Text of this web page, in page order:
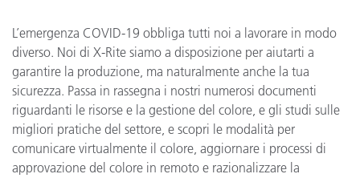
L’emergenza COVID-19 obbliga tutti noi a lavorare in modo
diverso. Noi di X-Rite siamo a disposizione per aiutarti a
garantire la produzione, ma naturalmente anche la tua
sicurezza. Passa in rassegna i nostri numerosi documenti
riguardanti le risorse e la gestione del colore, e gli studi sulle
migliori pratiche del settore, e scopri le modalità per
comunicare virtualmente il colore, aggiornare i processi di
approvazione del colore in remoto e razionalizzare la